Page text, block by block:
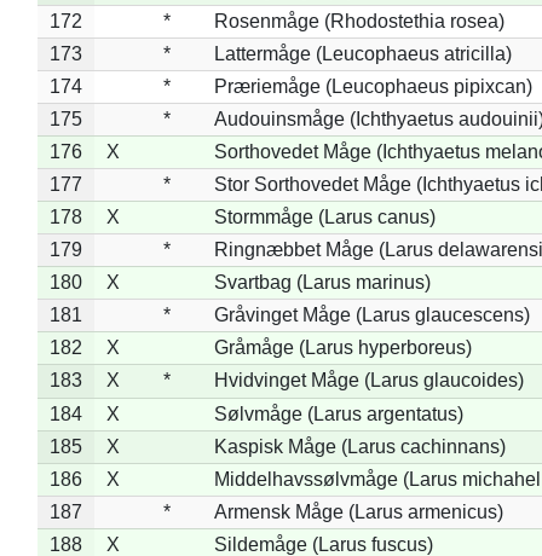
172
*
Rosenmåge (Rhodostethia rosea)
173
*
Lattermåge (Leucophaeus atricilla)
174
*
Præriemåge (Leucophaeus pipixcan)
175
*
Audouinsmåge (Ichthyaetus
176
X
Sorthovedet Måge (Ichthyaetus
177
*
Stor Sorthovedet Måge (Ichthyaetus
178
X
Stormmåge (Larus canus)
179
*
Ringnæbbet Måge (Larus
180
X
Svartbag (Larus marinus)
181
*
Gråvinget Måge (Larus glaucescens)
182
X
Gråmåge (Larus hyperboreus)
183
X *
Hvidvinget Måge (Larus glaucoides)
184
X
Sølvmåge (Larus argentatus)
185
X
Kaspisk Måge (Larus cachinnans)
186
X
Middelhavssølvmåge (Larus
187
*
Armensk Måge (Larus armenicus)
188
X
Sildemåge (Larus fuscus)